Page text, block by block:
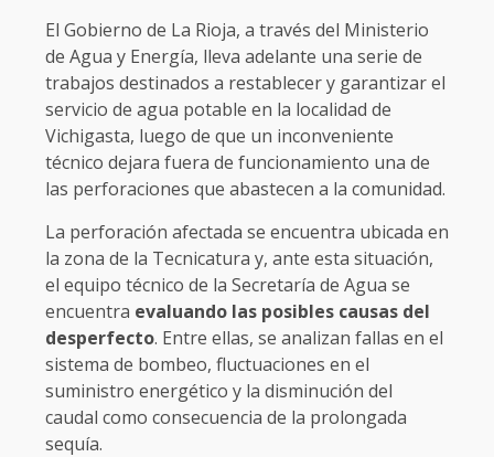
El Gobierno de La Rioja, a través del Ministerio
de Agua y Energía, lleva adelante una serie de
trabajos destinados a restablecer y garantizar el
servicio de agua potable en la localidad de
Vichigasta, luego de que un inconveniente
técnico dejara fuera de funcionamiento una de
las perforaciones que abastecen a la comunidad.
La perforación afectada se encuentra ubicada en
la zona de la Tecnicatura y, ante esta situación,
el equipo técnico de la Secretaría de Agua se
encuentra evaluando las posibles causas del
desperfecto. Entre ellas, se analizan fallas en el
sistema de bombeo, fluctuaciones en el
suministro energético y la disminución del
caudal como consecuencia de la prolongada
sequía.